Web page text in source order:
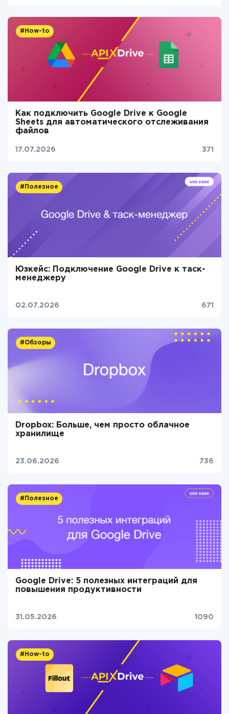
#How-to
Как подключить Google Drive к Google
Sheets для автоматического отслеживания
файлов
17.07.2026 371
#Полезное
Юзкейс: Подключение Google Drive к таск-
менеджеру
02.07.2026 671
#Обзоры
Dropbox: Больше, чем просто облачное
хранилище
23.06.2026 736
#Полезное
Google Drive: 5 полезных интеграций для
повышения продуктивности
31.05.2026 1090
#How-to